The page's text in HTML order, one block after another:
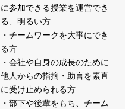
に参加できる授業を運営でき
る、明るい方
・チームワークを大事にでき
る方
・会社や自身の成長のために
他人からの指摘・助言を素直
に受け止められる方
・部下や後輩をもち、チーム